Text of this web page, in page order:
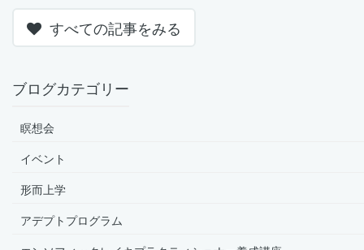
すべての記事をみる
ブログカテゴリー
瞑想会
イベント
形而上学
アデプトプログラム